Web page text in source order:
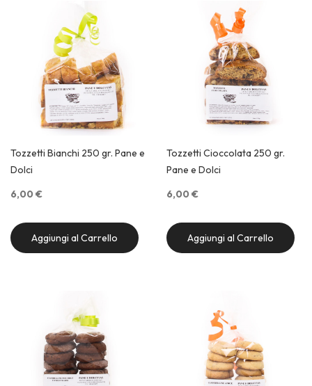
Tozzetti Bianchi 250 gr. Pane e
Dolci
6,00 €
Aggiungi al Carrello
Tozzetti Cioccolata 250 gr.
Pane e Dolci
6,00 €
Aggiungi al Carrello